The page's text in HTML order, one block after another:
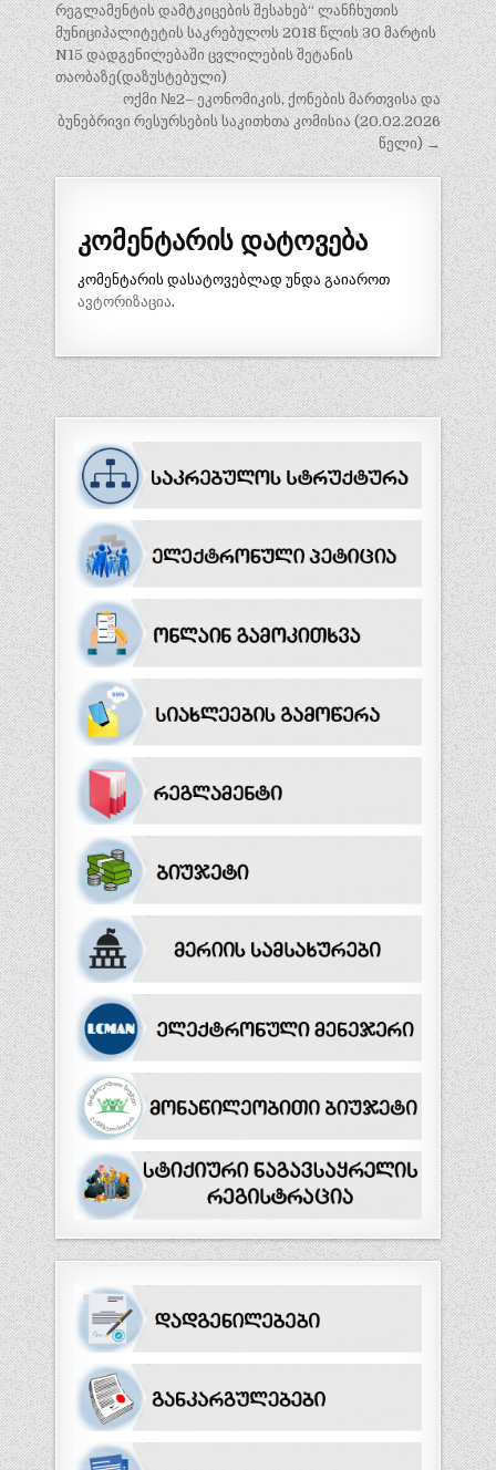
ნავიგაცია
რეგლამენტის დამტკიცების შესახებ“ ლანჩხუთის
მუნიციპალიტეტის საკრებულოს 2018 წლის 30 მარტის
N15 დადგენილებაში ცვლილების შეტანის
თაობაზე(დაზუსტებული)
ოქმი №2– ეკონომიკის, ქონების მართვისა და
ბუნებრივი რესურსების საკითხთა კომისია (20.02.2026
წელი) →
კომენტარის დატოვება
კომენტარის დასატოვებლად უნდა გაიაროთ
ავტორიზაცია.